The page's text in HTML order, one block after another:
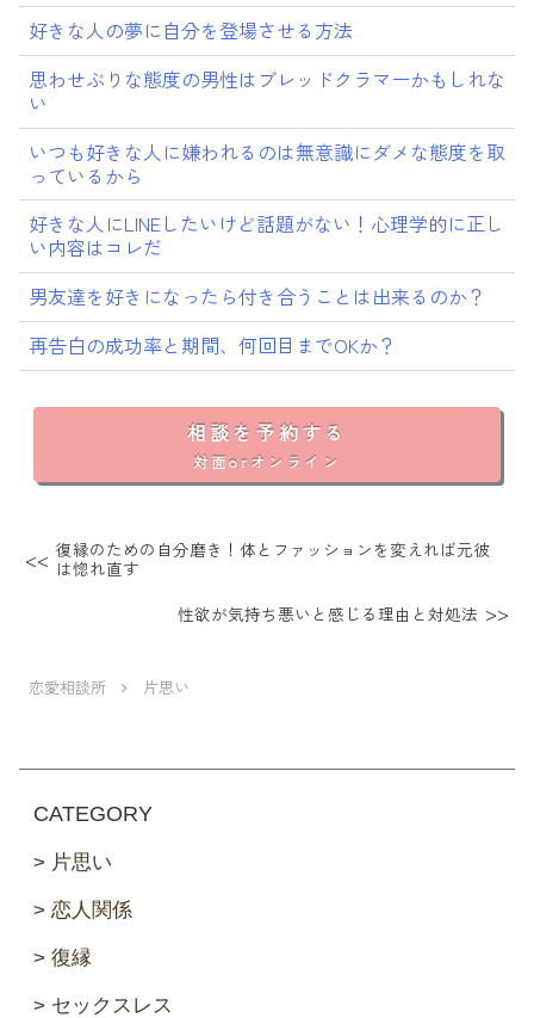
好きな人の夢に自分を登場させる方法
思わせぶりな態度の男性はブレッドクラマーかもしれな
い
いつも好きな人に嫌われるのは無意識にダメな態度を取
っているから
好きな人にLINEしたいけど話題がない！心理学的に正し
い内容はコレだ
男友達を好きになったら付き合うことは出来るのか？
再告白の成功率と期間、何回目までOKか？
相談を予約する
対面orオンライン
復縁のための自分磨き！体とファッションを変えれば元彼
は惚れ直す
性欲が気持ち悪いと感じる理由と対処法
恋愛相談所 片思い
CATEGORY
片思い
恋人関係
復縁
セックスレス